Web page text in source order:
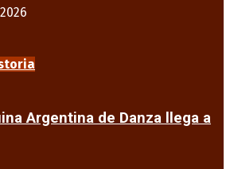
Argentina de Danza llega a